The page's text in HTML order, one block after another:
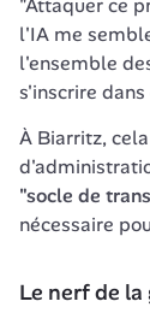
"Attaquer ce
l'IA me
l'ensemble
s'inscrire
À Biarritz,
"socle de
nécessaire
Le nerf de